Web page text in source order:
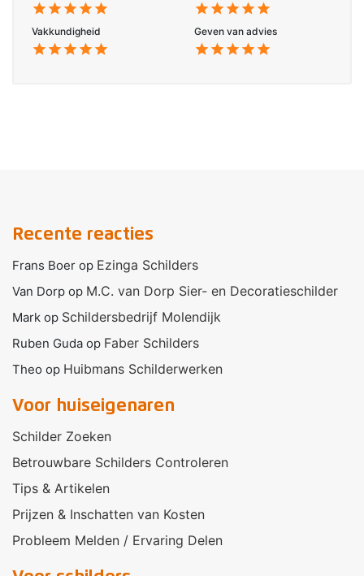
star star star star star star star star star star
Vakkundigheid
star star star star star
Geven van advies
star star star star star
Recente reacties
Frans Boer op Ezinga Schilders
Van Dorp op M.C. van Dorp Sier- en Decoratieschilder
Mark op Schildersbedrijf Molendijk
Ruben Guda op Faber Schilders
Theo op Huibmans Schilderwerken
Voor huiseigenaren
Schilder Zoeken
Betrouwbare Schilders Controleren
Tips & Artikelen
Prijzen & Inschatten van Kosten
Probleem Melden / Ervaring Delen